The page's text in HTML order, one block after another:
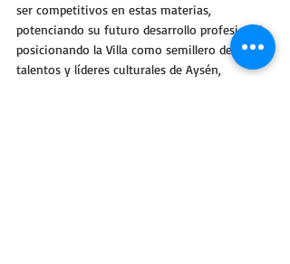
ser competitivos en estas materias,
potenciando su futuro desarrollo profesional,
posicionando la Villa como semillero de
talentos y líderes culturales de Aysén,